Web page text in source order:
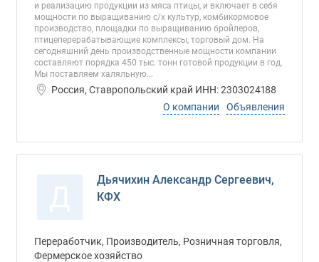
и реализацию продукции из мяса птицы, и включает в себя
мощности по выращиванию с/х культур, комбикормовое
производство, площадки по выращиванию бройлеров,
птицеперерабатывающие комплексы, торговый дом. На
сегодняшний день производственные мощности компании
составляют порядка 450 тыс. тонн готовой продукции в год.
Мы поставляем халяльную...
Россия, Ставропольский край ИНН: 2303024188
О компании
Объявления
Дьячихин Александр Сергеевич,
КФХ
Переработчик, Производитель, Розничная торговля,
Фермерское хозяйство